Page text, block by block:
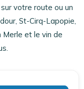
votre route ou un
St-Cirq-Lapopie,
et le vin de